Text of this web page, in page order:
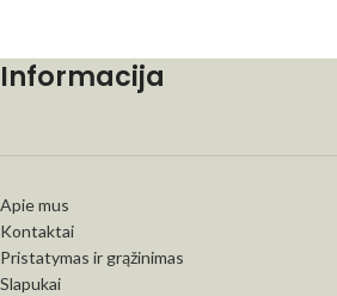
Informacija
Apie mus
Kontaktai
Pristatymas ir grąžinimas
Slapukai